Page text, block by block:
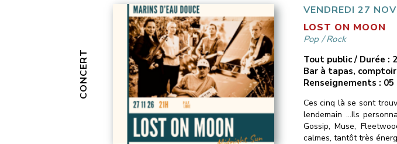
CONCERT
VENDREDI 27
LOST ON MOON
Pop /Rock
Tout public / Durée :
Bar à tapas,
Renseignements : 05
Ces cinq là se sont
lendemain …Ils
Gossip, Muse,
calmes, tantôt très